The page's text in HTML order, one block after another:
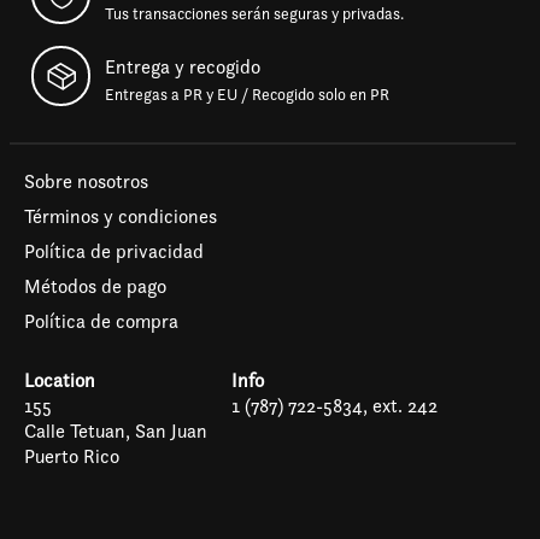
Tus transacciones serán seguras y privadas.
Entrega y recogido
Entregas a PR y EU / Recogido solo en PR
Sobre nosotros
Términos y condiciones
Política de privacidad
Métodos de pago
Política de compra
Location
155
Calle Tetuan, San Juan
Puerto Rico
Info
1 (787) 722-5834, ext. 242